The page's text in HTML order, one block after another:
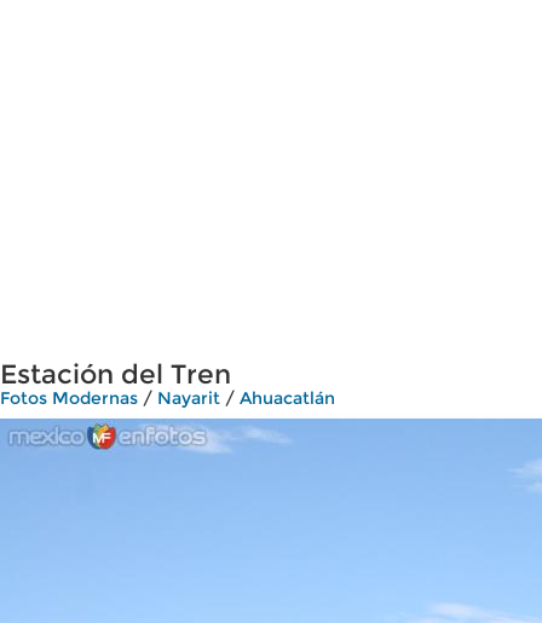
Estación del Tren
Fotos Modernas / Nayarit / Ahuacatlán